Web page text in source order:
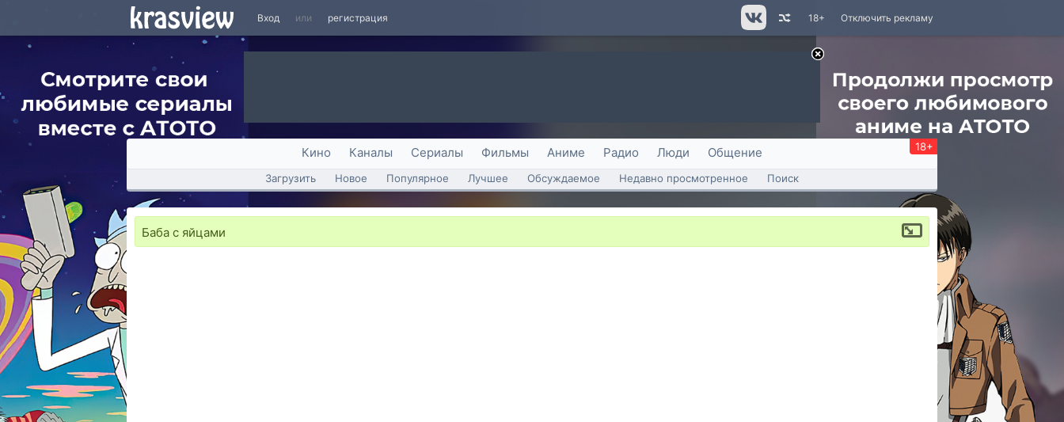
Вход или регистрация Отключить рекламу
18+
Кино Каналы Сериалы Фильмы Аниме Радио Люди Общение 18+
Загрузить Новое Популярное Лучшее Обсуждаемое Недавно просмотренное Поиск
Баба с яйцами